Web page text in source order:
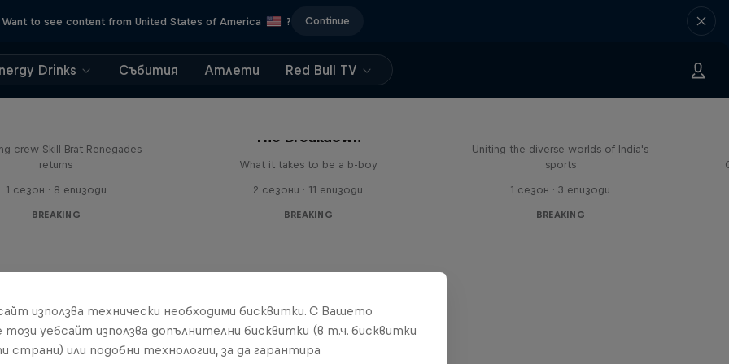
Want to see content from United States of America ? Continue
Drinks Събития Атлети Red Bull TV
crew Skill Brat Renegades
returns
1 сезон · 8 епизоди
BREAKING
The Breakdown
What it takes to be a b-boy
2 сезони · 11 епизоди
BREAKING
Uniting the diverse worlds of India's
sports
1 сезон · 3 епизоди
BREAKING
използва технически необходими бисквитки. С Вашето
този уебсайт използва допълнителни бисквитки (в т.ч. бисквитки
страни) или подобни технологии, за да гарантира